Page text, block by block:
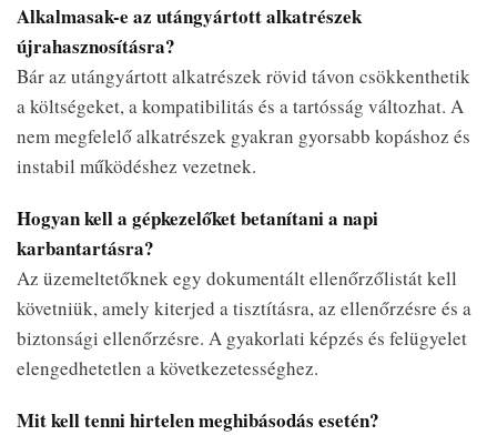
Alkalmasak-e az utángyártott alkatrészek
újrahasznosításra?
Bár az utángyártott alkatrészek rövid távon csökkenthetik
a költségeket, a kompatibilitás és a tartósság változhat. A
nem megfelelő alkatrészek gyakran gyorsabb kopáshoz és
instabil működéshez vezetnek.
Hogyan kell a gépkezelőket betanítani a napi
karbantartásra?
Az üzemeltetőknek egy dokumentált ellenőrzőlistát kell
követniük, amely kiterjed a tisztításra, az ellenőrzésre és a
biztonsági ellenőrzésre. A gyakorlati képzés és felügyelet
elengedhetetlen a következetességhez.
Mit kell tenni hirtelen meghibásodás esetén?